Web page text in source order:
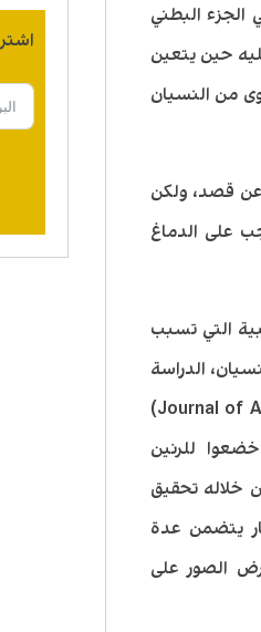
البطني
حين يتعين
من النسيان
قصد، ولكن
على الدماغ
التي تسبب
الدراسة
اقيمت في الصين ونشرت في مجلة الاضطرابات المؤثرة (Journal of Affective Disorders)
شخص سليم وهم خضعوا للرنين
خلاله تحقيق
يتضمن عدة
الصور على